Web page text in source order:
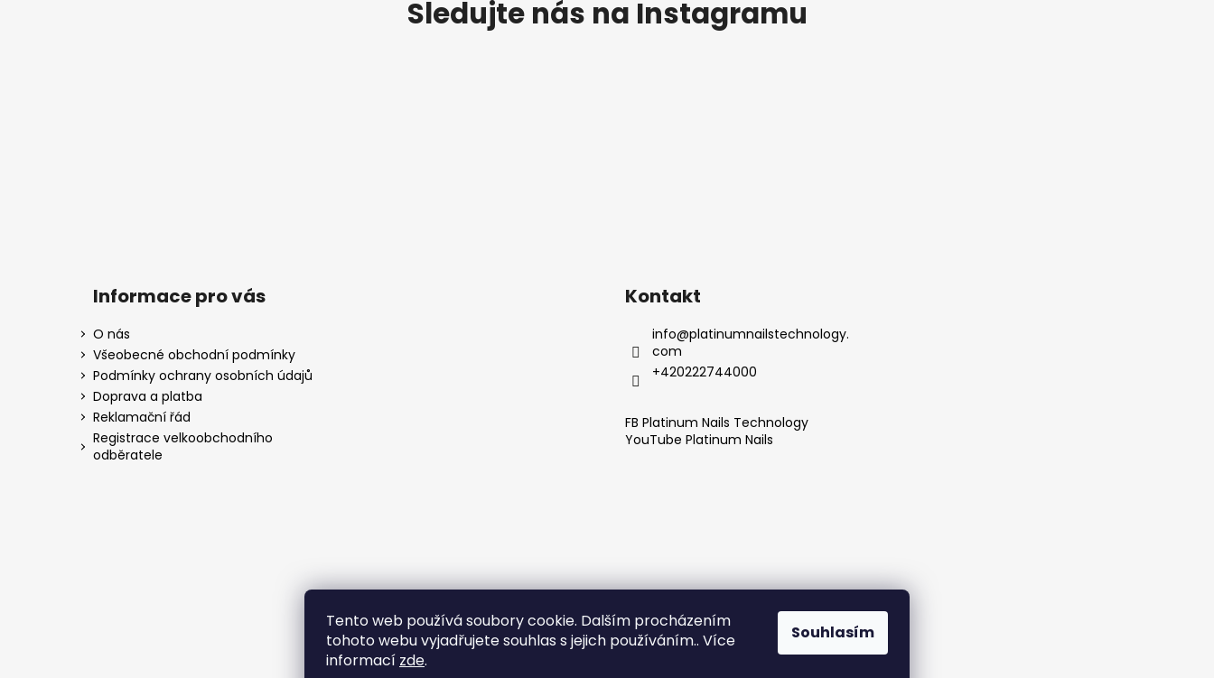
Tento web používá soubory cookie. Dalším procházením
tohoto webu vyjadřujete souhlas s jejich používáním.. Více
informací zde.
Souhlasím
Sledujte nás na Instagramu
Informace pro vás
O nás
Všeobecné obchodní podmínky
Podmínky ochrany osobních údajů
Doprava a platba
Reklamační řád
Registrace velkoobchodního
odběratele
Kontakt
info@platinumnailstechnology.
com
+420222744000
FB Platinum Nails Technology
YouTube Platinum Nails